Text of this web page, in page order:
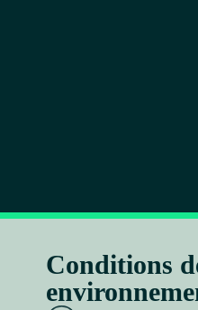
Conditions